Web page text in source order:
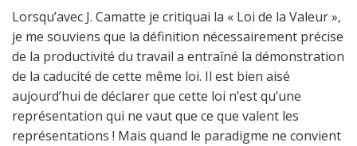
Lorsqu’avec J. Camatte je critiquai la « Loi de la Valeur »,
je me souviens que la définition nécessairement précise
de la productivité du travail a entraîné la démonstration
de la caducité de cette même loi. Il est bien aisé
aujourd’hui de déclarer que cette loi n’est qu’une
représentation qui ne vaut que ce que valent les
représentations ! Mais quand le paradigme ne convient